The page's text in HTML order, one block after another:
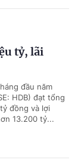
tỷ, lãi
đầu năm
HDB) đạt tổng
đồng và lợi
13.200 tỷ...